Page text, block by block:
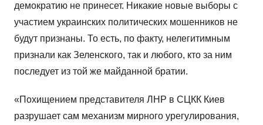
демократию не принесет. Никакие новые выборы с
участием украинских политических мошенников не
будут признаны. То есть, по факту, нелегитимным
признали как Зеленского, так и любого, кто за ним
последует из той же майданной братии.
«Похищением представителя ЛНР в СЦКК Киев
разрушает сам механизм мирного урегулирования,